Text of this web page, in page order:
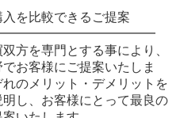
を比較できるご提案
方を専門とする事により、
お客様にご提案いたしま
のメリット・デメリットを
し、お客様にとって最良の